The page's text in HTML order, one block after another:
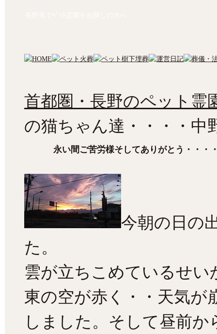
首都圏・長野のペット霊
の猫ちゃん達・・・・
永い間ご苦労様そしてありがとう・・・
今朝の日の
た。
雲が立ちこめているせい
東の空が赤く・・天気が
しました。そして昼前